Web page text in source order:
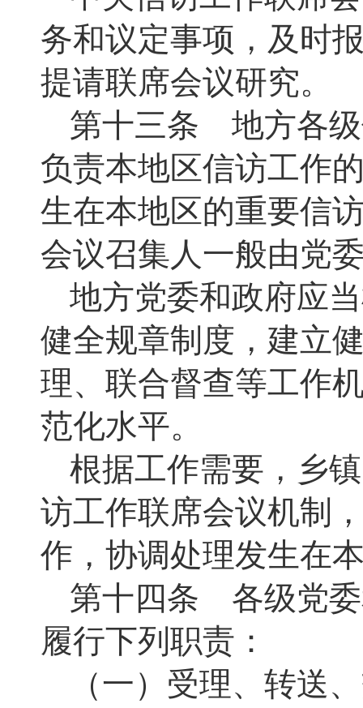
务和议定事项，及时
提请联席会议研究。
第十三条 地方各级
负责本地区信访工作
生在本地区的重要信
会议召集人一般由党
地方党委和政府应
健全规章制度，建立
理、联合督查等工作
范化水平。
根据工作需要，乡
访工作联席会议机制
作，协调处理发生在
第十四条 各级党委
履行下列职责：
（一）受理、转送